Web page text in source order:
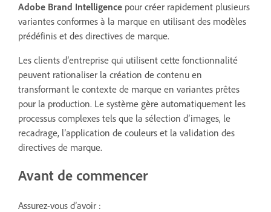
Adobe Brand Intelligence pour créer rapidement plusieurs
variantes conformes à la marque en utilisant des modèles
prédéfinis et des directives de marque.
Les clients d’entreprise qui utilisent cette fonctionnalité
peuvent rationaliser la création de contenu en
transformant le contexte de marque en variantes prêtes
pour la production. Le système gère automatiquement les
processus complexes tels que la sélection d’images, le
recadrage, l’application de couleurs et la validation des
directives de marque.
Avant de commencer
Assurez-vous d’avoir :